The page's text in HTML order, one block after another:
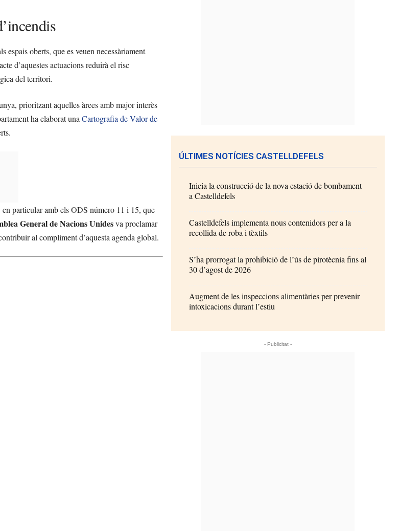
espais oberts, que es veuen necessàriament
d’aquestes actuacions reduirà el risc
del territori.
prioritzant aquelles àrees amb major interès
ha elaborat una Cartografia de Valor de
particular amb els ODS número 11 i 15, que
General de Nacions Unidesva proclamar
al compliment d’aquesta agenda global.
ÚLTIMES NOTÍCIES CASTELLDEFELS
Inicia la construcció de la nova estació de bombament
a Castelldefels
Castelldefels implementa nous contenidors per a la
recollida de roba i tèxtils
S’ha prorrogat la prohibició de l’ús de pirotècnia fins al
30 d’agost de 2026
Augment de les inspeccions alimentàries per prevenir
intoxicacions durant l’estiu
- Publicitat -